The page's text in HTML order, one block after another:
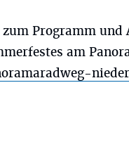
zum Programm
am